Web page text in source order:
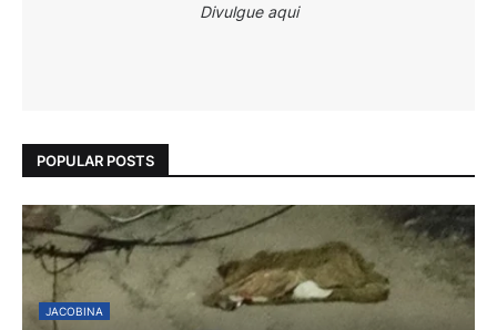
Divulgue aqui
POPULAR POSTS
JACOBINA